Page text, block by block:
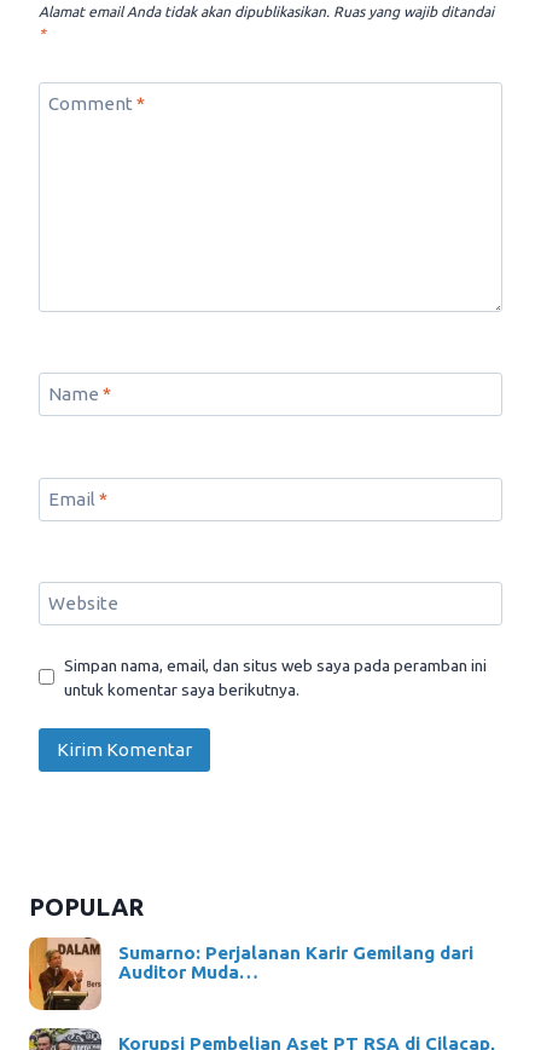
Alamat email Anda tidak akan dipublikasikan. Ruas yang wajib ditandai
*
Comment *
Name *
Email *
Website
Simpan nama, email, dan situs web saya pada peramban ini
untuk komentar saya berikutnya.
POPULAR
Sumarno: Perjalanan Karir Gemilang dari
Auditor Muda…
Korupsi Pembelian Aset PT RSA di Cilacap,